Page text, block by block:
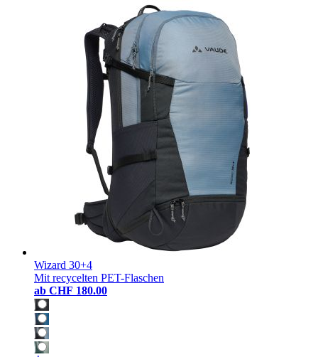
Wizard 30+4
Mit recycelten PET-Flaschen
ab CHF 180.00